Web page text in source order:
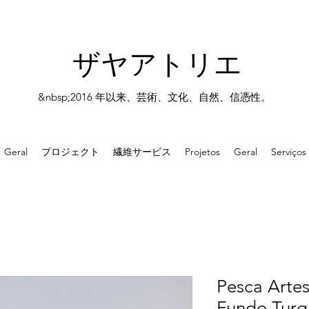
ザヤアトリエ
&nbsp;2016 年以来、芸術、文化、自然、信憑性。
Geral プロジェクト 繊維サービス Projetos Geral Serviços
Pesca